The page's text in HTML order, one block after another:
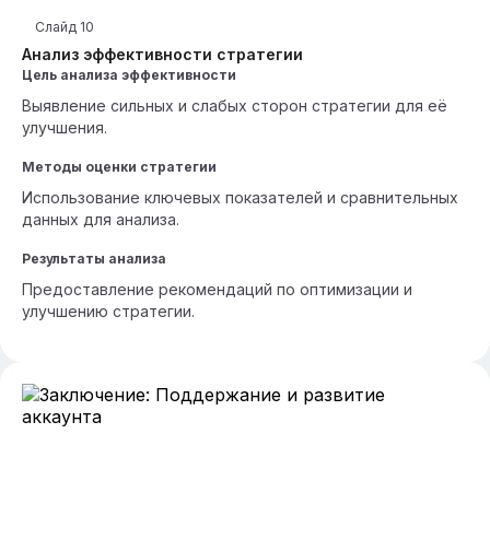
Анализ эффективности стратегии
Слайд 10
Цель анализа эффективности
Выявление сильных и слабых сторон стратегии для её
улучшения.
Методы оценки стратегии
Использование ключевых показателей и сравнительных
данных для анализа.
Результаты анализа
Предоставление рекомендаций по оптимизации и
улучшению стратегии.